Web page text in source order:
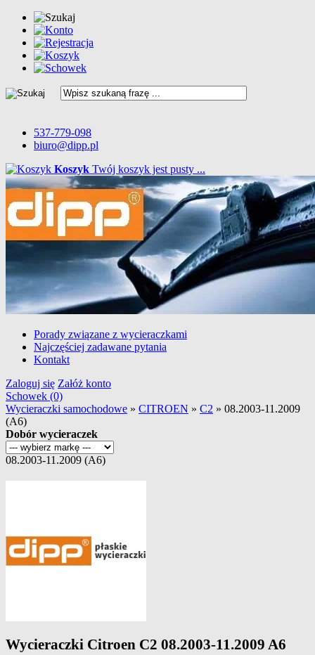
537-779-098
biuro@dipp.pl
Koszyk Twój koszyk jest pusty ...
Porady związane z wycieraczkami
Najczęściej zadawane pytania
Kontakt
Zaloguj się Załóż konto
Schowek (0)
Wycieraczki samochodowe » CITROEN » C2 » 08.2003-11.2009
(A6)
Dobór wycieraczek
08.2003-11.2009 (A6)
Wycieraczki Citroen C2 08.2003-11.2009 A6